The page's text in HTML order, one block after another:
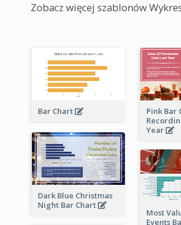
Zobacz więcej szablonów
Bar Chart
Pink Bar
Year
Dark Blue Christmas
Night Bar Chart
Most
Events